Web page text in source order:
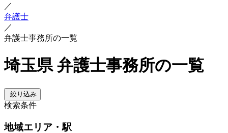
／
弁護士
／
弁護士事務所の一覧
埼玉県 弁護士事務所の一覧
絞り込み
検索条件
地域エリア・駅